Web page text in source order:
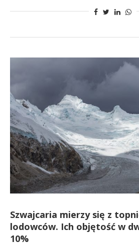
Szwajcaria mierzy się z
lodowców. Ich objętość w
10%